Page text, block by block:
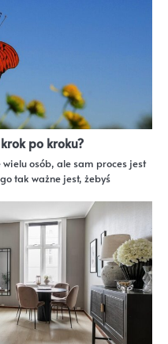
po kroku?
osób, ale sam proces jest
tak ważne jest, żebyś